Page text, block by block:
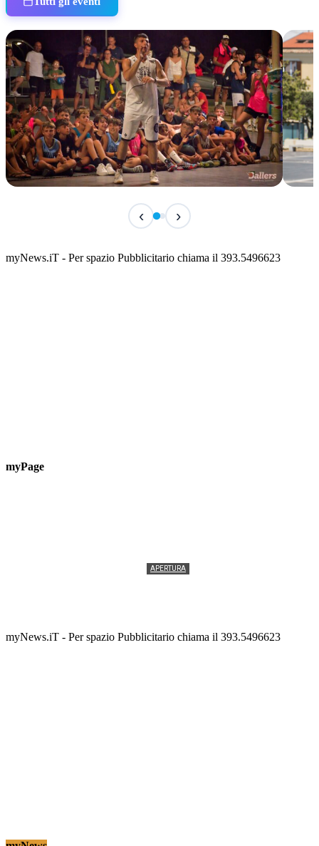
Classic Contest 3vs3 Memorial Michele
📅 6 Agosto 2026 · 09:00 · 📍 Lungomare C. Colombo
‹ ›
myNews.iT - Per spazio Pubblicitario chiama il 393.5496623
myPage
APERTURA
myNews.iT - Per spazio Pubblicitario chiama il 393.5496623